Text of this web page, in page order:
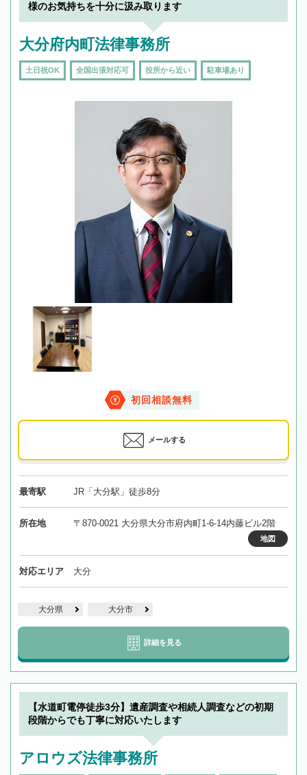
様のお気持ちを十分に汲み取ります
大分府内町法律事務所
土日祝OK 全国出張対応可 役所から近い 駐車場あり
初回相談無料
メールする
最寄駅 JR「大分駅」徒歩8分
所在地 〒870-0021 大分県大分市府内町1-6-14内藤ビル2階
地図
対応エリア 大分
大分県 大分市
詳細を見る
【水道町電停徒歩3分】遺産調査や相続人調査などの初期
段階からでも丁寧に対応いたします
アロウズ法律事務所